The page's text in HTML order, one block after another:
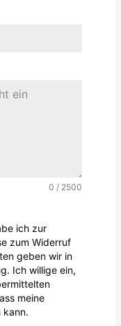
0 / 2500
ich zur
zum Widerruf
geben wir in
Ich willige ein,
meine
kann.